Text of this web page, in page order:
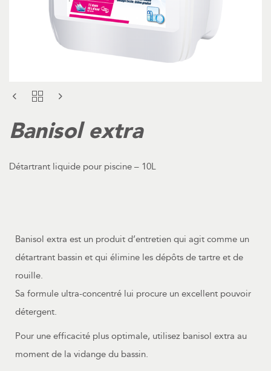
Banisol extra
Détartrant liquide pour piscine – 10L
Banisol extra est un produit d’entretien qui agit comme un
détartrant bassin et qui élimine les dépôts de tartre et de
rouille.
Sa formule ultra-concentré lui procure un excellent pouvoir
détergent.
Pour une efficacité plus optimale, utilisez banisol extra au
moment de la vidange du bassin.